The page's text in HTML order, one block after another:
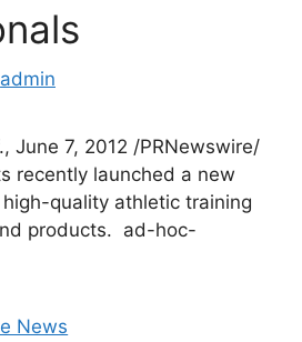
admin
June 7, 2012 /PRNewswire/
recently launched a new
quality athletic training
products. ad-hoc-
News